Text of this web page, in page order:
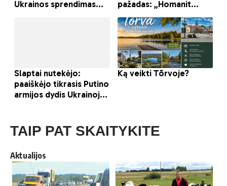
TAIP PAT SKAITYKITE
Aktualijos